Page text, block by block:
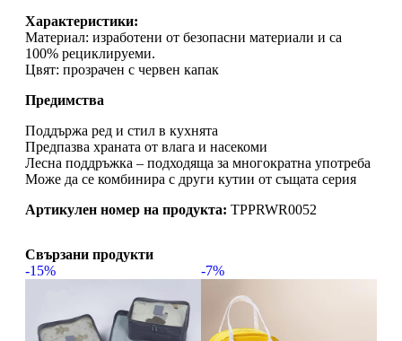
Характеристики:
Материал: изработени от безопасни материали и са
100% рециклируеми.
Цвят: прозрачен с червен капак
Предимства
Поддържа ред и стил в кухнята
Предпазва храната от влага и насекоми
Лесна поддръжка – подходяща за многократна употреба
Може да се комбинира с други кутии от същата серия
Артикулен номер на продукта: TPPRWR0052
Свързани продукти
-15%
-7%